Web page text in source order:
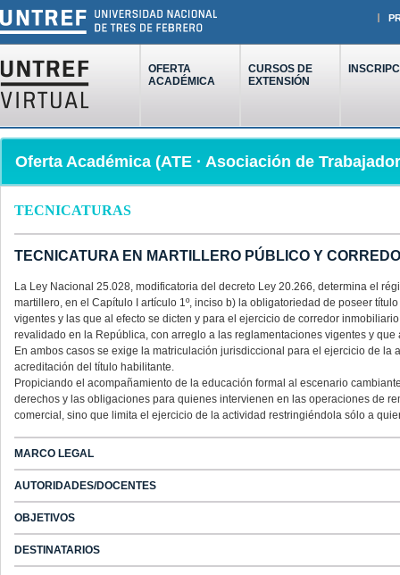
OFERTA
ACADÉMICA
CURSOS DE
EXTENSIÓN
Oferta Académica (ATE · Asociación de
TECNICATURAS
TECNICATURA EN MARTILLERO PÚBLICO Y
La Ley Nacional 25.028, modificatoria del decreto Ley 20.266, determina el
martillero, en el Capítulo I artículo 1º, inciso b) la obligatoriedad de poseer
vigentes y las que al efecto se dicten y para el ejercicio de corredor
revalidado en la República, con arreglo a las reglamentaciones vigentes y que
En ambos casos se exige la matriculación jurisdiccional para el ejercicio de
acreditación del título habilitante.
Propiciando el acompañamiento de la educación formal al escenario
derechos y las obligaciones para quienes intervienen en las operaciones de
comercial, sino que limita el ejercicio de la actividad restringiéndola sólo a
MARCO LEGAL
AUTORIDADES/DOCENTES
OBJETIVOS
DESTINATARIOS